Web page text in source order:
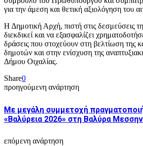
για την άμεση και θετική αξιολόγηση του
Η Δημοτική Αρχή, πιστή στις δεσμεύσεις
διεκδικεί και να εξασφαλίζει
δράσεις που στοχεύουν στη βελτίωση της
δημοτών και στην ενίσχυση της
Δήμου Οιχαλίας.
Share0
προηγούμενη ανάρτηση
Με μεγάλη συμμετοχή
«Βαλύρεια 2026» στη Βαλύρα
επόμενη ανάρτηση